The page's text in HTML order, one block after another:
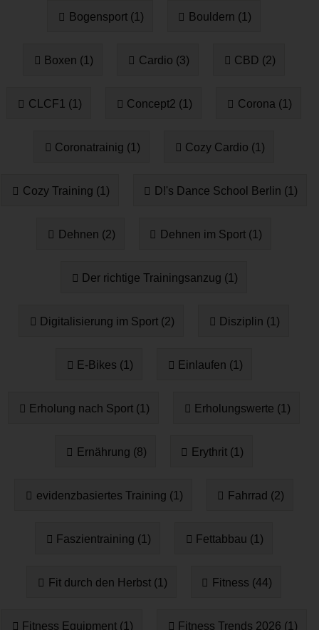
Bogensport (1) Bouldern (1)
Boxen (1) Cardio (3) CBD (2)
CLCF1 (1) Concept2 (1) Corona (1)
Coronatrainig (1) Cozy Cardio (1)
Cozy Training (1) D!'s Dance School Berlin (1)
Dehnen (2) Dehnen im Sport (1)
Der richtige Trainingsanzug (1)
Digitalisierung im Sport (2) Disziplin (1)
E-Bikes (1) Einlaufen (1)
Erholung nach Sport (1) Erholungswerte (1)
Ernährung (8) Erythrit (1)
evidenzbasiertes Training (1) Fahrrad (2)
Faszientraining (1) Fettabbau (1)
Fit durch den Herbst (1) Fitness (44)
Fitness Equipment (1) Fitness Trends 2026 (1)